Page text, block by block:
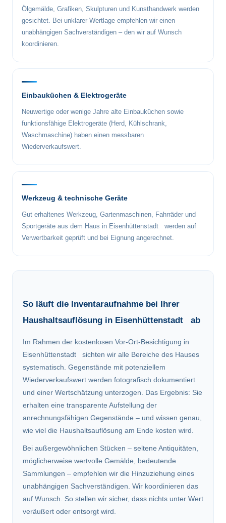
Ölgemälde, Grafiken, Skulpturen und Kunsthandwerk werden
gesichtet. Bei unklarer Wertlage empfehlen wir einen
unabhängigen Sachverständigen – den wir auf Wunsch
koordinieren.
Einbauküchen & Elektrogeräte
Neuwertige oder wenige Jahre alte Einbauküchen sowie
funktionsfähige Elektrogeräte (Herd, Kühlschrank,
Waschmaschine) haben einen messbaren
Wiederverkaufswert.
Werkzeug & technische Geräte
Gut erhaltenes Werkzeug, Gartenmaschinen, Fahrräder und
Sportgeräte aus dem Haus in Eisenhüttenstadt werden auf
Verwertbarkeit geprüft und bei Eignung angerechnet.
So läuft die Inventaraufnahme bei Ihrer
Haushaltsauflösung in Eisenhüttenstadt ab
Im Rahmen der kostenlosen Vor-Ort-Besichtigung in
Eisenhüttenstadt sichten wir alle Bereiche des Hauses
systematisch. Gegenstände mit potenziellem
Wiederverkaufswert werden fotografisch dokumentiert
und einer Wertschätzung unterzogen. Das Ergebnis: Sie
erhalten eine transparente Aufstellung der
anrechnungsfähigen Gegenstände – und wissen genau,
wie viel die Haushaltsauflösung am Ende kosten wird.
Bei außergewöhnlichen Stücken – seltene Antiquitäten,
möglicherweise wertvolle Gemälde, bedeutende
Sammlungen – empfehlen wir die Hinzuziehung eines
unabhängigen Sachverständigen. Wir koordinieren das
auf Wunsch. So stellen wir sicher, dass nichts unter Wert
veräußert oder entsorgt wird.